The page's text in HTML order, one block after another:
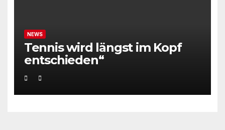
NEWS
Tennis wird längst im Kopf
entschieden“